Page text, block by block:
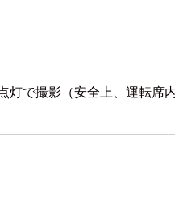
で撮影（安全上、運転席